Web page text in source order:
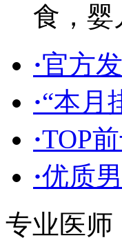
食，
·官方
·“本月
·TOP
·优质
专业医师